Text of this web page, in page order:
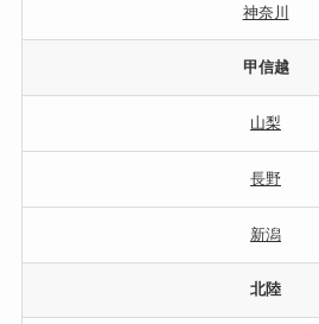
神奈川
甲信越
山梨
長野
新潟
北陸